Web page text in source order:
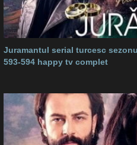
Juramantul serial turcesc
593-594 happy tv complet